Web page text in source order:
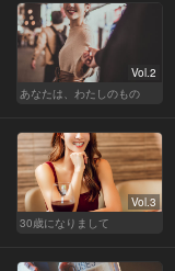
Vol.2
あなたは、わたしのもの
Vol.3
30歳になりまして